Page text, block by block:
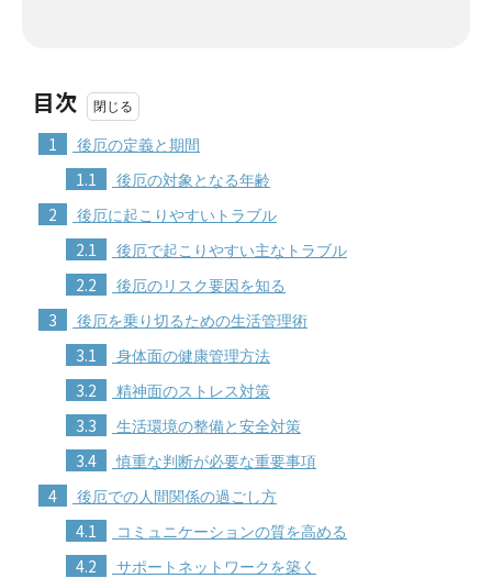
目次
1 後厄の定義と期間
1.1 後厄の対象となる年齢
2 後厄に起こりやすいトラブル
2.1 後厄で起こりやすい主なトラブル
2.2 後厄のリスク要因を知る
3 後厄を乗り切るための生活管理術
3.1 身体面の健康管理方法
3.2 精神面のストレス対策
3.3 生活環境の整備と安全対策
3.4 慎重な判断が必要な重要事項
4 後厄での人間関係の過ごし方
4.1 コミュニケーションの質を高める
4.2 サポートネットワークを築く